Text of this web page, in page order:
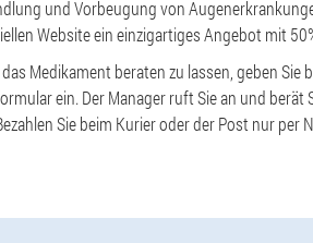
und Vorbeugung von
Website ein einzigartiges Angebot mit
Medikament beraten zu lassen, geben Sie
ein. Der Manager ruft Sie an und berät
Sie beim Kurier oder der Post nur per